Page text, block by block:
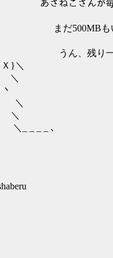
毎日活動して
いかないん
残り一生戦え
＼
＼
_ _ _ ､